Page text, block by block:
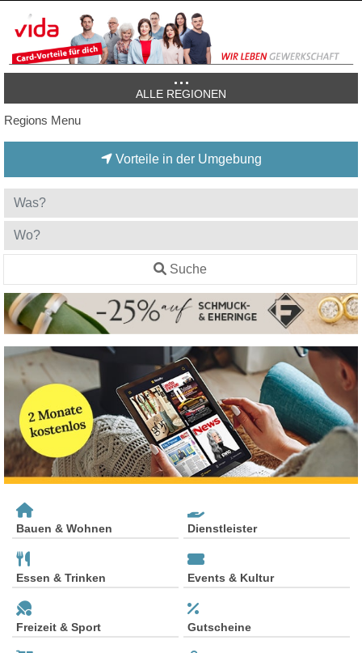
ALLE REGIONEN
Regions Menu
Vorteile in der Umgebung
Suche
Bauen & Wohnen Dienstleister
Essen & Trinken Events & Kultur
Freizeit & Sport Gutscheine